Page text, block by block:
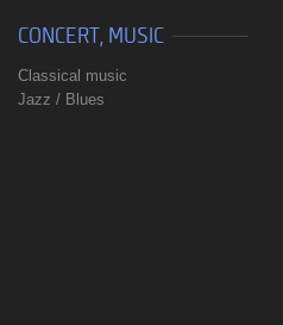
CONCERT, MUSIC
Classical music
Jazz / Blues